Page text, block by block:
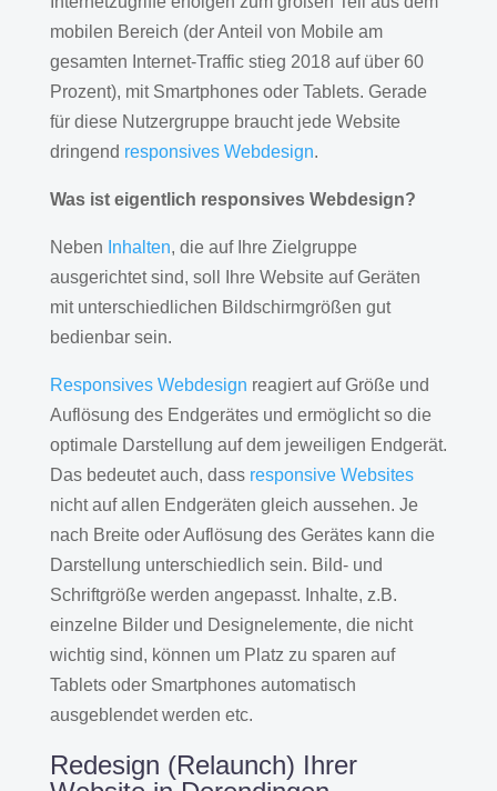
mobilen Bereich (der Anteil von Mobile am
gesamten Internet-Traffic stieg 2018 auf über 60
Prozent), mit Smartphones oder Tablets. Gerade
für diese Nutzergruppe braucht jede Website
dringend responsives Webdesign.
Was ist eigentlich responsives Webdesign?
Neben Inhalten, die auf Ihre Zielgruppe
ausgerichtet sind, soll Ihre Website auf Geräten
mit unterschiedlichen Bildschirmgrößen gut
bedienbar sein.
Responsives Webdesign reagiert auf Größe und
Auflösung des Endgerätes und ermöglicht so die
optimale Darstellung auf dem jeweiligen Endgerät.
Das bedeutet auch, dass responsive Websites
nicht auf allen Endgeräten gleich aussehen. Je
nach Breite oder Auflösung des Gerätes kann die
Darstellung unterschiedlich sein. Bild- und
Schriftgröße werden angepasst. Inhalte, z.B.
einzelne Bilder und Designelemente, die nicht
wichtig sind, können um Platz zu sparen auf
Tablets oder Smartphones automatisch
ausgeblendet werden etc.
Redesign (Relaunch) Ihrer